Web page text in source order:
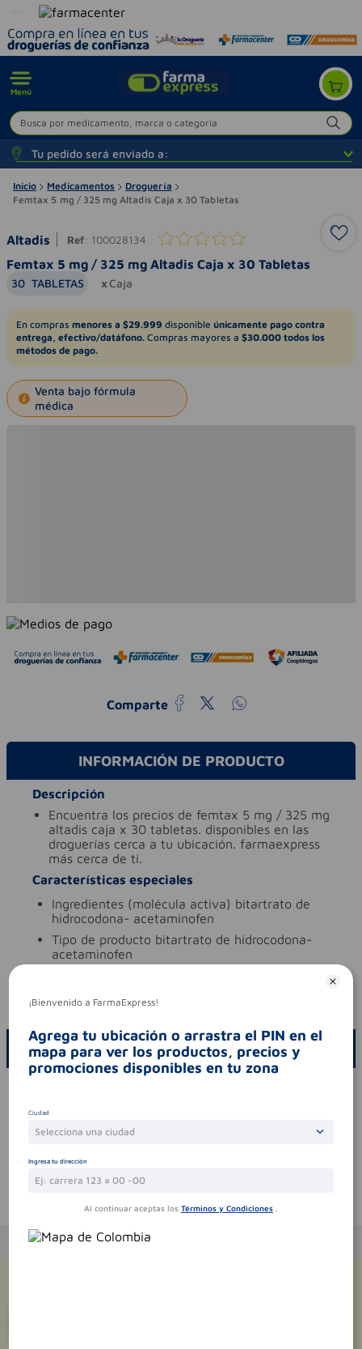
Menú
Busca por medicamento, marca o categoría
Tu pedido será enviado a:
Inicio Medicamentos
Droguería
Femtax 5 mg / 325 mg Altadis Caja x 30 Tabletas
Altadis Ref: 100028134
Femtax 5 mg / 325 mg Altadis Caja x 30 Tabletas
30 TABLETAS Caja
En compras menores a $29.999 disponible únicamente pago contra
entrega, efectivo/datáfono. Compras mayores a $30.000 todos los
métodos de pago.
Venta bajo fórmula
médica
Comparte
INFORMACIÓN DE PRODUCTO
Descripción
encuentra los precios de femtax 5 mg / 325 mg
altadis caja x 30 tabletas. disponibles en las
droguerías cerca a tu ubicación. farmaexpress
más cerca de ti.
Características especiales
ingredientes (molécula activa) bitartrato de
hidrocodona- acetaminofen
tipo de producto bitartrato de hidrocodona-
acetaminofen
codigo invima 2023m-0020981
ESCRIBE UN COMENTARIO
Sin comentarios.
¡Bienvenido a FarmaExpress!
Agrega tu ubicación o arrastra el PIN en el
mapa para ver los productos, precios y
promociones disponibles en tu zona
Ciudad
Selecciona una ciudad
Ingresa tu dirección
Al continuar aceptas los Términos y Condiciones .